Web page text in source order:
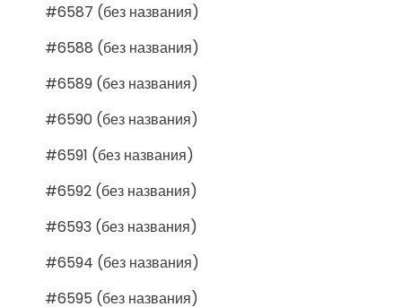
#6587 (без названия)
#6588 (без названия)
#6589 (без названия)
#6590 (без названия)
#6591 (без названия)
#6592 (без названия)
#6593 (без названия)
#6594 (без названия)
#6595 (без названия)